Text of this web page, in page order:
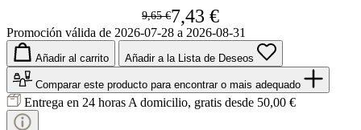
9,65 €7,43 €
Promoción válida de 2026-07-28 a 2026-08-31
Añadir al carrito Añadir a la Lista de Deseos
Comparar este producto para encontrar o mais adequado
Entrega en 24 horas A domicilio, gratis desde 50,00 €